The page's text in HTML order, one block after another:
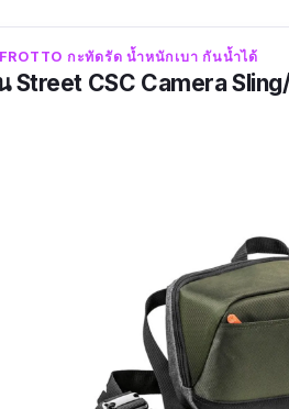
กะทัดรัด น้ำหนักเบา กันน้ำได้
Street CSC Camera